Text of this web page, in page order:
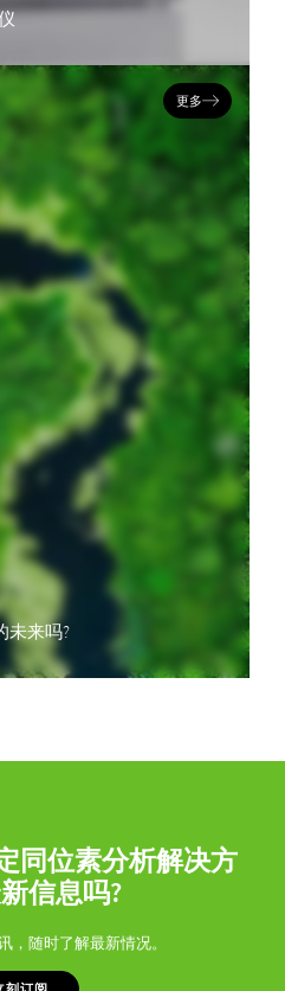
更多
未来吗?
Wassenaar博士，介绍了一种新的、更
。
同位素分析解决方
信息吗?
，随时了解最新情况。